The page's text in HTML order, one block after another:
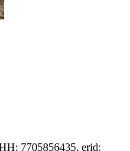
7705856435, erid: